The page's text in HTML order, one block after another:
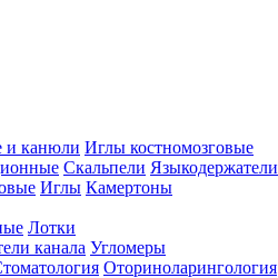
и канюли Иглы костномозговые
Скальпели Языкодержатели
Иглы Камертоны
Лотки
канала Угломеры
Оториноларингология